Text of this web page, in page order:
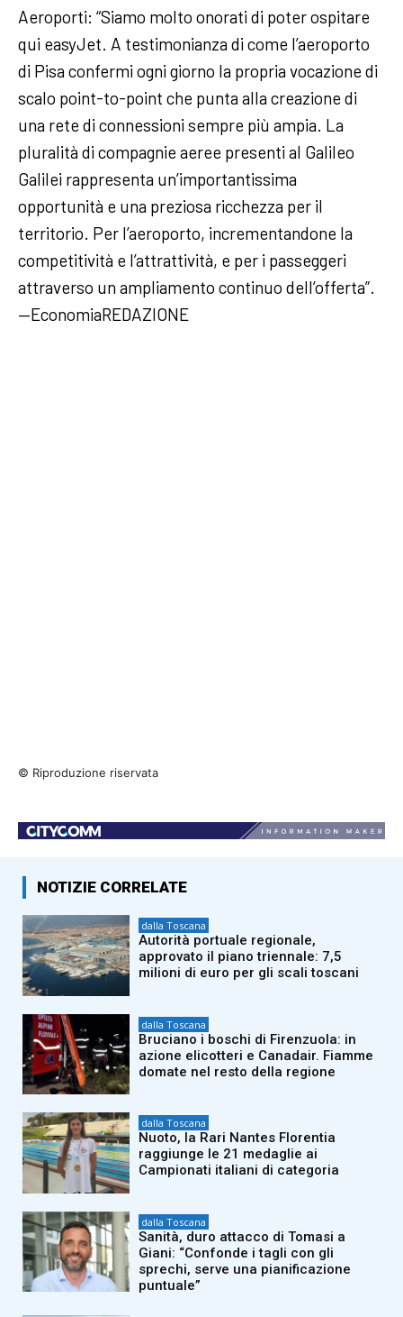
Aeroporti: “Siamo molto onorati di poter ospitare
qui easyJet. A testimonianza di come l’aeroporto
di Pisa confermi ogni giorno la propria vocazione di
scalo point-to-point che punta alla creazione di
una rete di connessioni sempre più ampia. La
pluralità di compagnie aeree presenti al Galileo
Galilei rappresenta un’importantissima
opportunità e una preziosa ricchezza per il
territorio. Per l’aeroporto, incrementandone la
competitività e l’attrattività, e per i passeggeri
attraverso un ampliamento continuo dell’offerta”.
—EconomiaREDAZIONE
© Riproduzione riservata
NOTIZIE CORRELATE
dalla Toscana
Autorità portuale regionale,
approvato il piano triennale: 7,5
milioni di euro per gli scali toscani
dalla Toscana
Bruciano i boschi di Firenzuola: in
azione elicotteri e Canadair. Fiamme
domate nel resto della regione
dalla Toscana
Nuoto, la Rari Nantes Florentia
raggiunge le 21 medaglie ai
Campionati italiani di categoria
dalla Toscana
Sanità, duro attacco di Tomasi a
Giani: “Confonde i tagli con gli
sprechi, serve una pianificazione
puntuale”